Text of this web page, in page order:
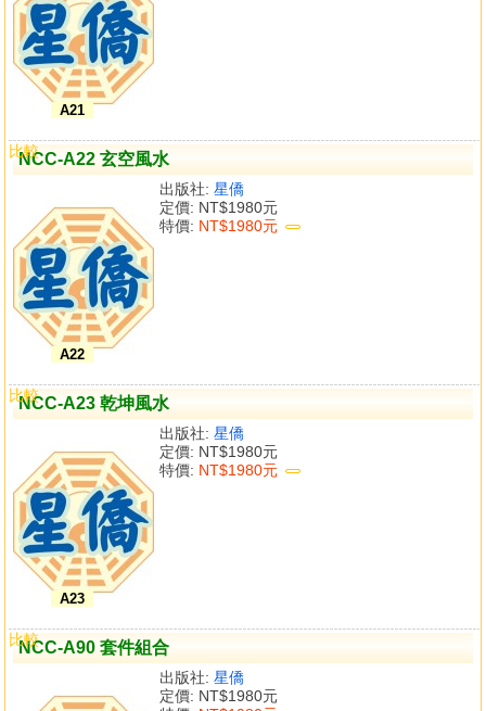
A21
NCC-A22 玄空風水
A22
出版社: 星僑
定價: NT$1980元
特價: NT$1980元
比較
NCC-A23 乾坤風水
A23
出版社: 星僑
定價: NT$1980元
特價: NT$1980元
比較
NCC-A90 套件組合
出版社: 星僑
定價: NT$1980元
比較